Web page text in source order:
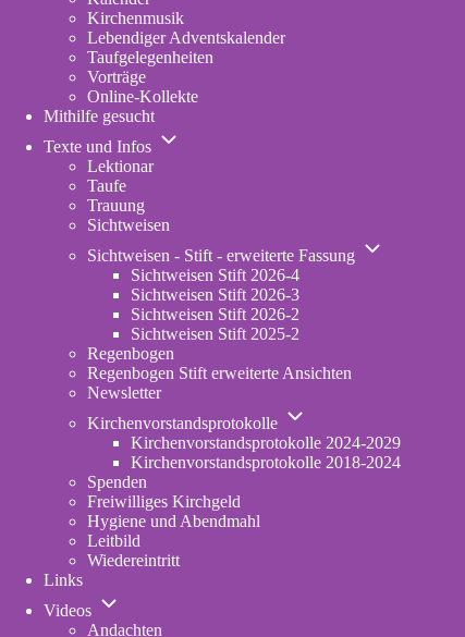
Kirchenmusik
Lebendiger Adventskalender
Taufgelegenheiten
Vorträge
Online-Kollekte
Mithilfe gesucht
Texte und Infos
Unternavigation
Lektionar
Taufe
Trauung
Sichtweisen
Sichtweisen - Stift - erweiterte Fassung
Unternavigation
Sichtweisen Stift 2026-4
Sichtweisen Stift 2026-3
Sichtweisen Stift 2026-2
Sichtweisen Stift 2025-2
Regenbogen
Regenbogen Stift erweiterte Ansichten
Newsletter
Kirchenvorstandsprotokolle
Unternavigation
Kirchenvorstandsprotokolle
Kirchenvorstandsprotokolle 2024-2029
Kirchenvorstandsprotokolle 2018-2024
Spenden
Freiwilliges Kirchgeld
Hygiene und Abendmahl
Leitbild
Wiedereintritt
Links
Videos
Unternavigation
Andachten